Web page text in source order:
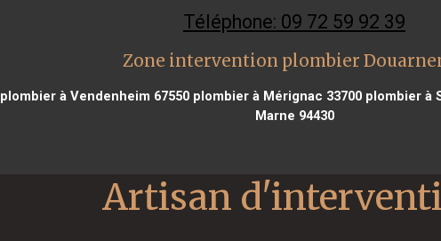
Téléphone: 09 72 59 92 39
Zone intervention plombier
plombier à Vendenheim 67550 plombier à Mérignac 33700 plombier à
Marne 94430
Artisan